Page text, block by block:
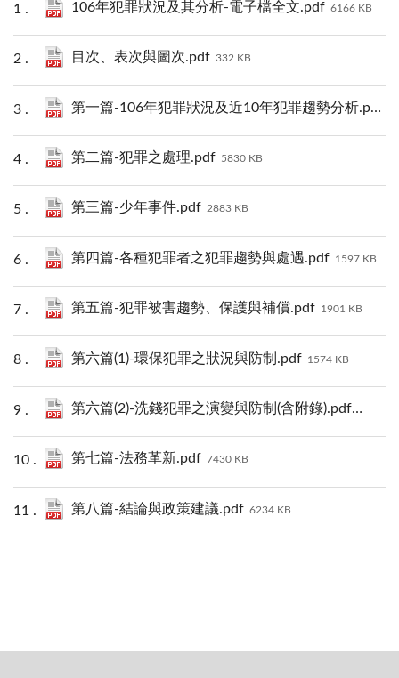
106年犯罪狀況及其分析-電子檔全文.pdf 6166 KB
目次、表次與圖次.pdf 332 KB
第一篇-106年犯罪狀況及近10年犯罪趨勢分析.pdf
第二篇-犯罪之處理.pdf 5830 KB
第三篇-少年事件.pdf 2883 KB
第四篇-各種犯罪者之犯罪趨勢與處遇.pdf 1597 KB
第五篇-犯罪被害趨勢、保護與補償.pdf 1901 KB
第六篇(1)-環保犯罪之狀況與防制.pdf 1574 KB
第六篇(2)-洗錢犯罪之演變與防制(含附錄).pdf 3208 KB
第七篇-法務革新.pdf 7430 KB
第八篇-結論與政策建議.pdf 6234 KB